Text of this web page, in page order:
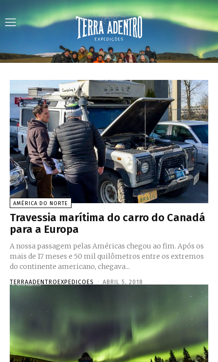
AMÉRICA DO NORTE
Travessia marítima do carro do Canadá
para a Europa
A nossa passagem pelas Américas chegou ao fim. Após os
mais de 17 meses e 50 mil quilômetros entre os extremos
do continente americano, chegava...
TERRAADENTROEXPEDICOES - ABRIL 5, 2018